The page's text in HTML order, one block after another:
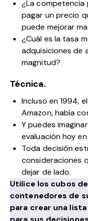
¿La competencia
pagar un precio
puede mejorar
¿Cuál es la tasa
adquisiciones de
magnitud?
Técnica.
Incluso en 1994,
Amazon, había
Y puedes
evaluación hoy en
Toda decisión
consideraciones
dejar de lado.
Utilice los cubos
contenedores de
para crear una